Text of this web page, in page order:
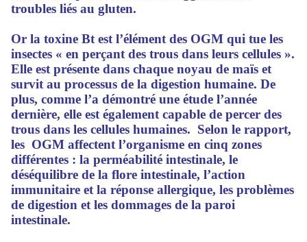
troubles liés au gluten.
Or la toxine Bt est l’élément des OGM qui tue les
insectes « en perçant des trous dans leurs cellules ».
Elle est présente dans chaque noyau de maïs et
survit au processus de la digestion humaine. De
plus, comme l’a démontré une étude l’année
dernière, elle est également capable de percer des
trous dans les cellules humaines. Selon le rapport,
les OGM affectent l’organisme en cinq zones
différentes : la perméabilité intestinale, le
déséquilibre de la flore intestinale, l’action
immunitaire et la réponse allergique, les problèmes
de digestion et les dommages de la paroi
intestinale.